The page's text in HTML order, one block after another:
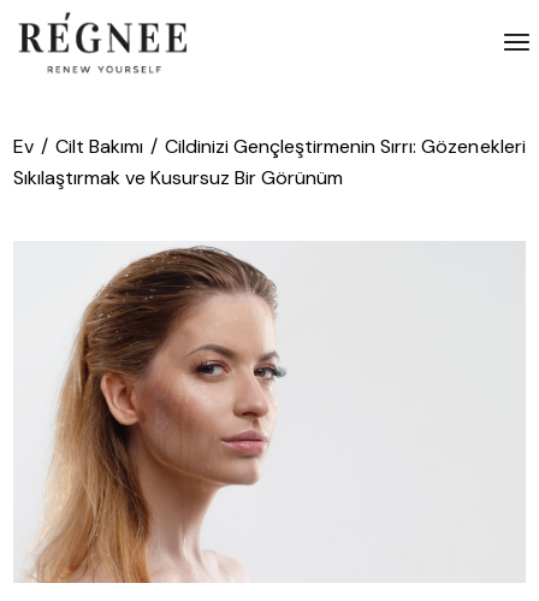
atla
Ev Cilt Bakımı
Cildinizi Gençleştirmenin Sırrı: Gözenekleri
Sıkılaştırmak ve Kusursuz Bir Görünüm